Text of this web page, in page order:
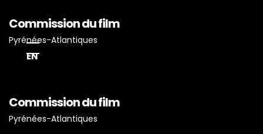
Commission du film
Pyrénées-Atlantiques
EN
Commission du film
Pyrénées-Atlantiques
Accueil